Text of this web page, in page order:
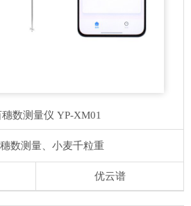
数测量仪 YP-XM01
数测量、小麦千粒重
优云谱